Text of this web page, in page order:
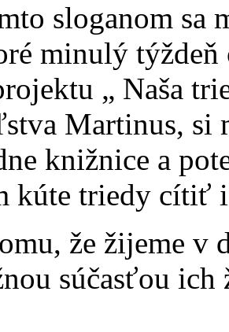
sloganom
minulý
„ Naša
Martinus,
knižnice a
kúte triedy cítiť
že žijeme v
súčasťou